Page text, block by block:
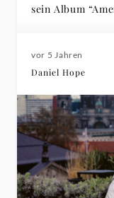
sein Album
vor 5 Jahren
Daniel Hope